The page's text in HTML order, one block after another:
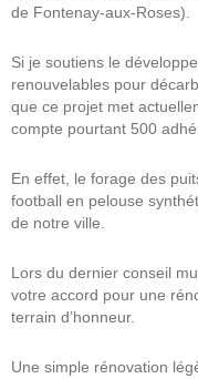
de Fontenay-aux-Roses).
Si je soutiens le
renouvelables pour
que ce projet met
compte pourtant 500
En effet, le forage des
football en pelouse
de notre ville.
Lors du dernier conseil
votre accord pour une
terrain d’honneur.
Une simple rénovation